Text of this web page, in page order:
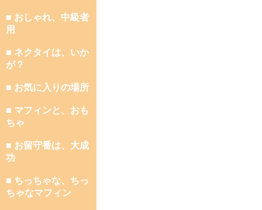
■ おしゃれ、中級者
用
■ ネクタイは、いか
が？
■ お気に入りの場所
■ マフィンと、おも
ちゃ
■ お留守番は、大成
功
■ ちっちゃな、ちっ
ちゃなマフィン